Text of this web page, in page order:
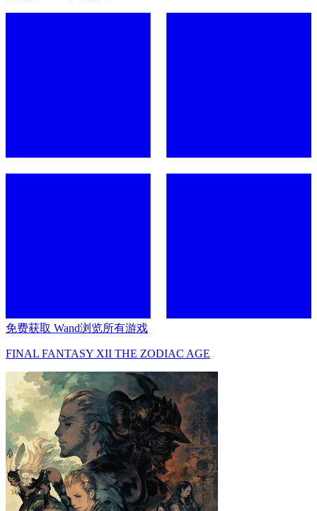
免费获取 Wand浏览所有游戏
FINAL FANTASY XII THE ZODIAC AGE